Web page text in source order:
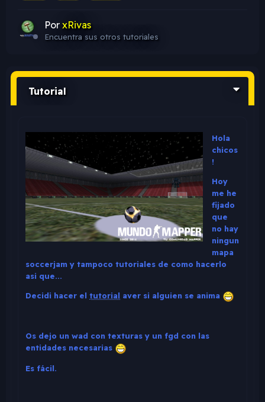
Por xRivas
Encuentra sus otros tutoriales
Tutorial
Hola
chicos
!
Hoy
me he
fijado
que
no hay
ningun
mapa
soccerjam y tampoco tutoriales de como hacerlo
asi que...
Decidi hacer el tutorial aver si alguien se anima
Os dejo un wad con texturas y un fgd con las
entidades necesarias
Es fácil.